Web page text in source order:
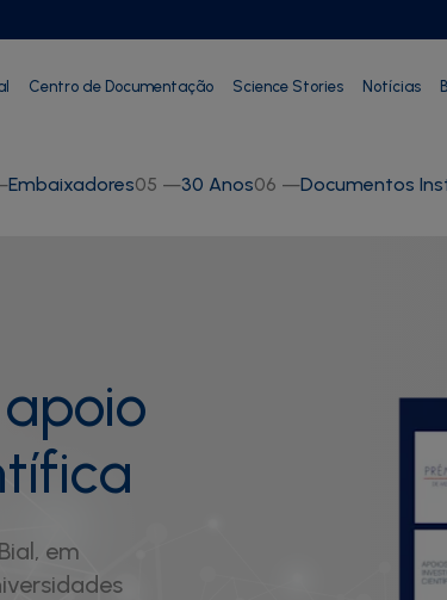
Centro de Documentação Science Stories Notícias
Embaixadores05 —30 Anos06 —Documentos
em